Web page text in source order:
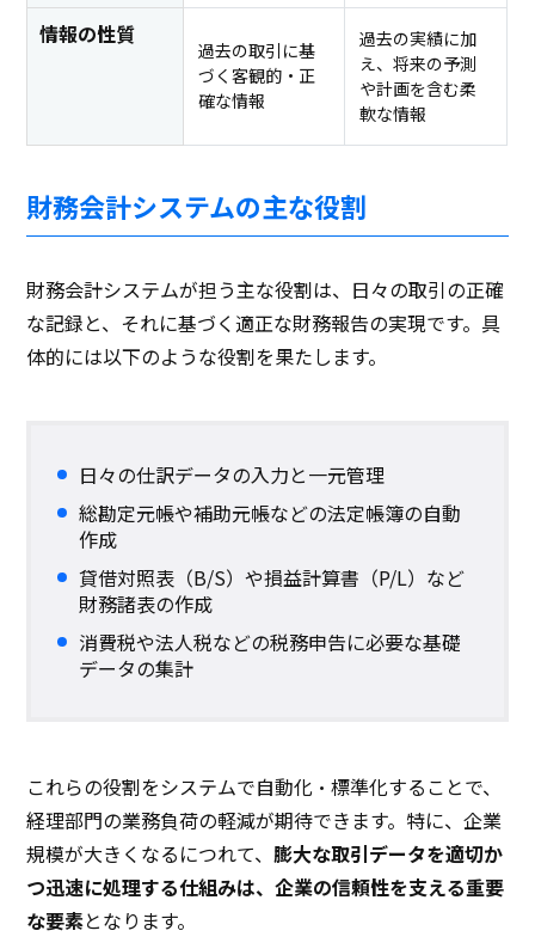
情報の性質
過去の取引に基
づく客観的・正
確な情報
過去の実績に加
え、将来の予測
や計画を含む柔
軟な情報
財務会計システムの主な役割
財務会計システムが担う主な役割は、日々の取引の正確
な記録と、それに基づく適正な財務報告の実現です。具
体的には以下のような役割を果たします。
日々の仕訳データの入力と一元管理
総勘定元帳や補助元帳などの法定帳簿の自動
作成
貸借対照表（B/S）や損益計算書（P/L）など
財務諸表の作成
消費税や法人税などの税務申告に必要な基礎
データの集計
これらの役割をシステムで自動化・標準化することで、
経理部門の業務負荷の軽減が期待できます。特に、企業
規模が大きくなるにつれて、 膨大な取引データを適切か
つ迅速に処理する仕組みは、企業の信頼性を支える重要
な要素となります。